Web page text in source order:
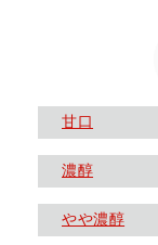
甘口
濃醇
やや濃醇